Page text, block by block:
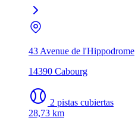
43 Avenue de l'Hippodrome
14390 Cabourg
2 pistas cubiertas
28,73 km